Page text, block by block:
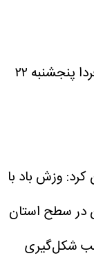
وی افزود: کمینه دمای هوای قم نیز برای فردا پنجشنبه ۲۲
وزش باد با
در سطح استان
شکل‌گیری